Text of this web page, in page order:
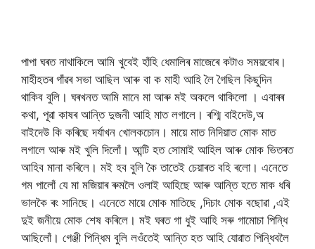
পাপা ঘৰত নাথাকিলে আমি খুবেই হাঁহি ধেমালিৰ মাজেৰে কটাও সময়বোৰ।
মাহীহতৰ গাঁৱৰ সভা আছিল আৰু বা ক মাহী আহি লৈ গৈছিল কিছুদিন
থাকিব বুলি। ঘৰখনত আমি মানে মা আৰু মই অকলে থাকিলো । এবাৰৰ
কথা, পূৱা কাষৰ আন্তি দুজনী আহি মাত লগালে। ৰশ্মি বাইদেউ,অ
বাইদেউ কি কৰিছে দৰ্যাখন খোলকচোন। মায়ে মাত নিদিয়াত মোক মাত
লগালে আৰু মই খুলি দিলোঁ। আন্টি হত সোমাই আহিল আৰু মোক ভিতৰত
আহিব মানা কৰিলে। মই হব বুলি কৈ তাতেই চেয়াৰত বহি ৰলো। এনেতে
গম পালোঁ যে মা মজিয়াৰ ৰুমলৈ ওলাই আহিছে আৰু আন্তি হতে মাক ধৰি
ভালকৈ ৰং সানিছে। এনেতে মায়ে মোক মাতিছে ,দিচাং মোক বছোৱা ,এই
দুই জনীয়ে মোক শেষ কৰিলে। মই ঘৰত গা ধুই আহি সৰু গামোচা পিন্ধি
আছিলোঁ। গেঞ্জী পিন্ধিম বুলি লওঁতেই আন্তি হত আহি যোৱাত পিন্ধিবলৈ